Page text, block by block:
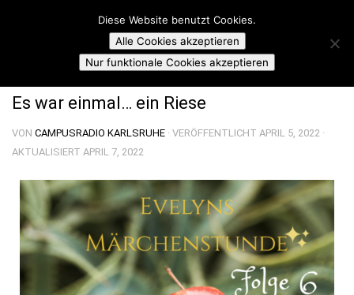
Skip to content
Campusradio Karlsruhe
EVELYNS MÄRCHENSTUNDE
Es war einmal… ein Riese
VON CAMPUSRADIO KARLSRUHE · VERÖFFENTLICHT APRIL 5, 2022 ·
AKTUALISIERT APRIL 7, 2022
Diese Website benutzt Cookies.
Alle Cookies akzeptieren
Nur funktionale Cookies akzeptieren